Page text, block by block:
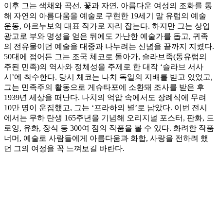
이후 그는 색채와 곡선, 꽃과 자연, 아름다운 여성의 조화를 통
해 자연의 아름다움을 예술로 구현한 19세기 말 유럽의 예술
운동, 아르누보의 대표 작가로 자리 잡는다. 하지만 그는 상업
광고로 부와 명성을 얻은 뒤에도 가난한 예술가를 돕고, 귀족
의 전유물이던 예술을 대중과 나누려는 신념을 끝까지 지켰다.
50대에 접어든 그는 조국 체코로 돌아가, 슬라브족(동유럽의
주된 민족)의 역사와 정체성을 주제로 한 대작 ‘슬라브 서사
시’에 착수한다. 당시 체코는 나치 독일의 지배를 받고 있었고,
그는 민족주의 활동으로 게슈타포에 소환돼 조사를 받은 후
1939년 세상을 떠난다. 나치의 억압 속에서도 장례식에 무려
10만 명이 운집했고, 그는 ‘프라하의 별’로 남았다. 이번 전시
에서는 무하 탄생 165주년을 기념해 오리지널 포스터, 판화, 드
로잉, 유화, 장식 등 300여 점의 작품을 볼 수 있다. 화려한 작품
너머, 예술로 사람들에게 아름다움과 화합, 사랑을 전하려 했
던 그의 여정을 꼭 느껴보길 바란다.